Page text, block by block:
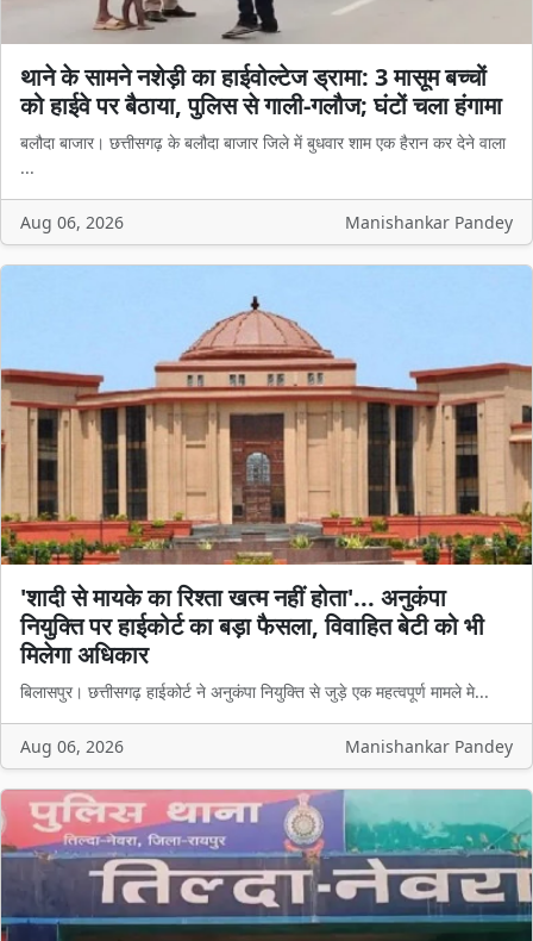
थाने के सामने नशेड़ी का हाईवोल्टेज ड्रामा: 3 मासूम बच्चों
को हाईवे पर बैठाया, पुलिस से गाली-गलौज; घंटों चला हंगामा
बलौदा बाजार। छत्तीसगढ़ के बलौदा बाजार जिले में बुधवार शाम एक हैरान कर देने वाला
...
Aug 06, 2026 Manishankar Pandey
'शादी से मायके का रिश्ता खत्म नहीं होता'... अनुकंपा
नियुक्ति पर हाईकोर्ट का बड़ा फैसला, विवाहित बेटी को भी
मिलेगा अधिकार
बिलासपुर। छत्तीसगढ़ हाईकोर्ट ने अनुकंपा नियुक्ति से जुड़े एक महत्वपूर्ण मामले मे...
Aug 06, 2026 Manishankar Pandey